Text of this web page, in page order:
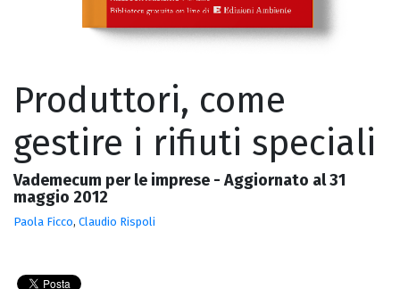
Produttori, come
gestire i rifiuti speciali
Vademecum per le imprese - Aggiornato al 31
maggio 2012
Paola Ficco, Claudio Rispoli